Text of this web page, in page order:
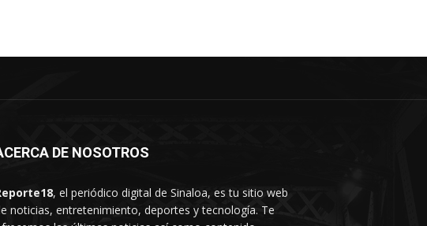
DE NOSOTROS
, el periódico digital de Sinaloa, es tu sitio web
noticias, entretenimiento, deportes y tecnología. Te